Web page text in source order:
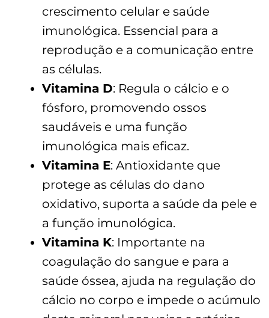
crescimento celular e saúde
imunológica. Essencial para a
reprodução e a comunicação entre
as células.
Vitamina D: Regula o cálcio e o
fósforo, promovendo ossos
saudáveis e uma função
imunológica mais eficaz.
Vitamina E: Antioxidante que
protege as células do dano
oxidativo, suporta a saúde da pele e
a função imunológica.
Vitamina K: Importante na
coagulação do sangue e para a
saúde óssea, ajuda na regulação do
cálcio no corpo e impede o acúmulo